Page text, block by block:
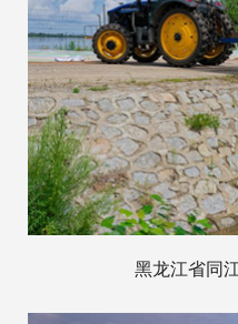
黑龙江省同